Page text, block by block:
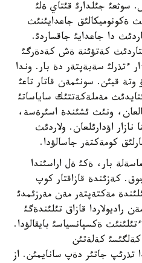
سوثعئ جئلدارئ قئتاي ةلئ
ةكونوميكالئق جاعدايئنئث
دا جاعدايئ جاقساردئ.
كةتؤئنة ةش كةدةرگئ
ءتذرلئ سةبةپتةر دة بار. وندا
وتة قيئن. سونئمةن قاتار تاعئ
مةملةكةتتئك ساياساتئ
ونئث ئشئندة اسئرةسة،
نازار اؤدارئلعان. ولاردئث
كومةكتةر جاسالؤدا.
بار، ةكئ ةل اراسئندا
كةزئندة قازاقتار كوپ
مةكتةپتةر مةن مةرزئمدئ
راديولاردا قازاق تئلئندةگئ
ةكسپانسياسئ بايقالؤدا.
كةلةتئن
تذرئپ جاتئر دةپ سانايمئن. از